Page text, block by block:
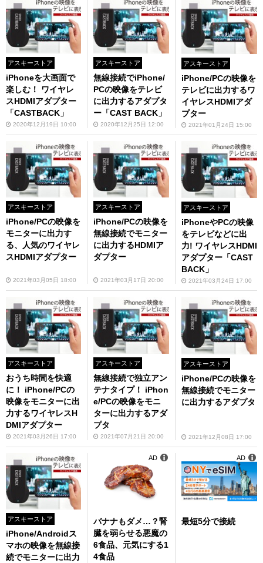
アスキーストア
iPhoneを大画面で
楽しむ！ ワイヤレ
スHDMIアダプター
「CASTBACK」
2020年12月19日 10:00
アスキーストア
無線接続でiPhone/
PCの映像をテレビ
に出力するアダプタ
ー「CAST BACK」
2020年12月25日 12:00
アスキーストア
iPhone/PCの映像を
テレビに出力するワ
イヤレスHDMIアダ
プター
2021年01月24日 15:00
アスキーストア
iPhone/PCの映像を
モニターに出力す
る、人気のワイヤレ
スHDMIアダプター
2021年03月05日 18:00
アスキーストア
iPhone/PCの映像を
無線接続でモニター
に出力するHDMIア
ダプター
2021年03月17日 20:00
アスキーストア
iPhoneやPCの映像
をテレビなどに出
力! ワイヤレスHDMI
アダプター「CAST
BACK」
2021年03月24日 17:00
アスキーストア
おうち時間を快適
に！ iPhone/PCの
映像をモニターに出
力するワイヤレスH
DMIアダプター
2021年03月26日 17:00
アスキーストア
無線接続で独立アン
テナタイプ！ iPhon
e/PCの映像をモニ
ターに出力するアダ
プタ
2021年07月21日 20:00
アスキーストア
iPhone/PCの映像を
無線接続でモニター
に出力するアダプタ
2021年12月08日 17:00
アスキーストア
iPhone/Androidス
マホの映像を無線接
続でモニターに出力
バナナもダメ…？腎
臓を弱らせる悪魔の
6食品、元気にする1
4食品
AD
最短5分で接続
AD